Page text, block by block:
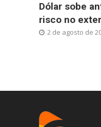
Dólar sobe
risco no
2 de agosto de